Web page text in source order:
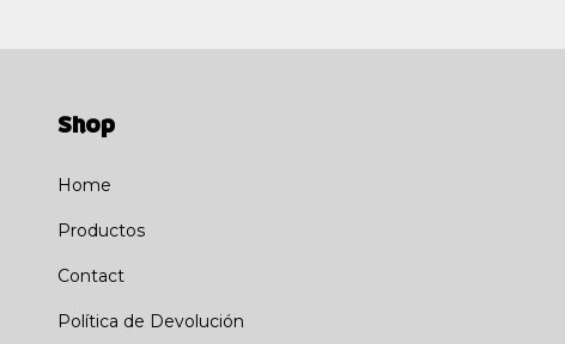
Shop
Home
Productos
Contact
Política de Devolución